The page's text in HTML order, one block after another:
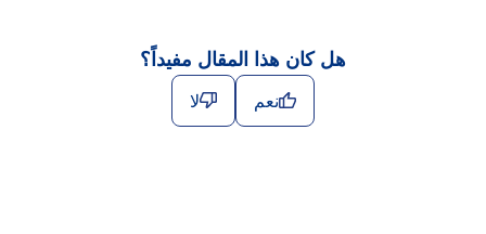
هل كان هذا المقال مفيداً؟
نعم لا